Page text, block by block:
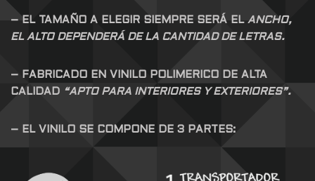
– EL TAMAÑO A ELEGIR SIEMPRE SERÁ EL ANCHO,
EL ALTO DEPENDERÁ DE LA CANTIDAD DE LETRAS.
– FABRICADO EN VINILO POLIMERICO DE ALTA
CALIDAD “APTO PARA INTERIORES Y EXTERIORES”.
– EL VINILO SE COMPONE DE 3 PARTES: